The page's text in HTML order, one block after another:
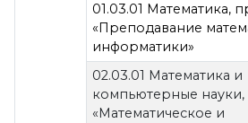
01.03.01 Математика,
«Преподавание
информатики»
02.03.01 Математика и
компьютерные
«Математическое и